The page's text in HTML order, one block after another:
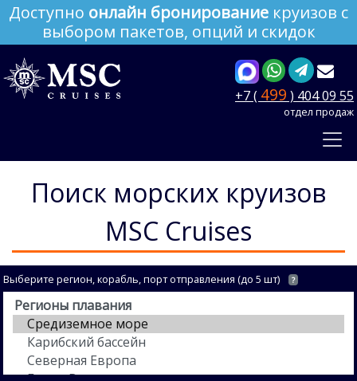
Доступно онлайн бронирование круизов с
выбором пакетов, опций и скидок
+7 ( 499 ) 404 09 55
отдел продаж
Поиск морских круизов
MSC Cruises
Выберите регион, корабль, порт отправления (до 5 шт) ?